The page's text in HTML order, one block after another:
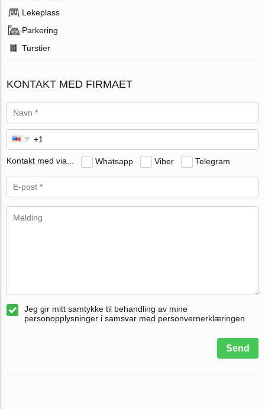
Lekeplass
Parkering
Turstier
KONTAKT MED FIRMAET
Kontakt med via... Whatsapp Viber Telegram
Jeg gir mitt samtykke til behandling av mine
personopplysninger i samsvar med personvernerklæringen
Send